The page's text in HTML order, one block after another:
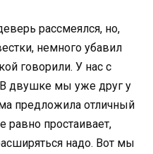
рассмеялся, но,
немного убавил
говорили. У нас с
двушке мы уже друг у
предложила отличный
равно простаивает,
надо. Вот мы